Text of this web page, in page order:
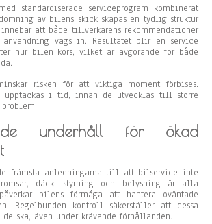
standardiserade serviceprogram kombinerat
av bilens skick skapas en tydlig struktur
att både tillverkarens rekommendationer
vägs in. Resultatet blir en service
hur bilen körs, vilket är avgörande för både
risken för att viktiga moment förbises.
upptäckas i tid, innan de utvecklas till större
underhåll för ökad
främsta anledningarna till att bilservice inte
däck, styrning och belysning är alla
bilens förmåga att hantera oväntade
Regelbunden kontroll säkerställer att dessa
de ska, även under krävande förhållanden.